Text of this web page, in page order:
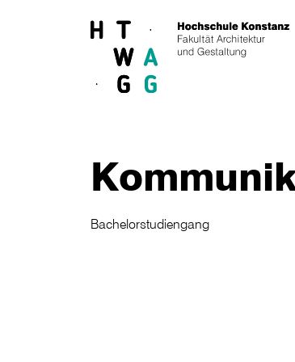
Bachelorstudiengang